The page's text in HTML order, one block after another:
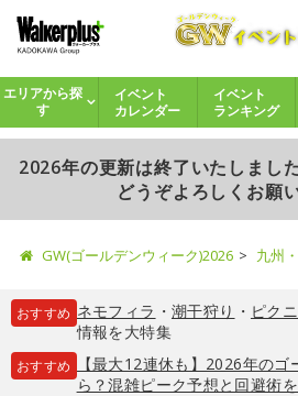
エリアから探
す
イベント
カレンダー
イベント
ランキング
2026年の更新は終了いたしまし
どうぞよろしくお願
GW(ゴールデンウィーク)2026 九州
おすすめ ネモフィラ ・ 潮干狩り ・ ピク
情報を大特集
おすすめ
【最大12連休も】2026年の
ら？混雑ピーク予想と回避術